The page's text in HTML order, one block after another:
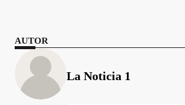
AUTOR
La Noticia 1